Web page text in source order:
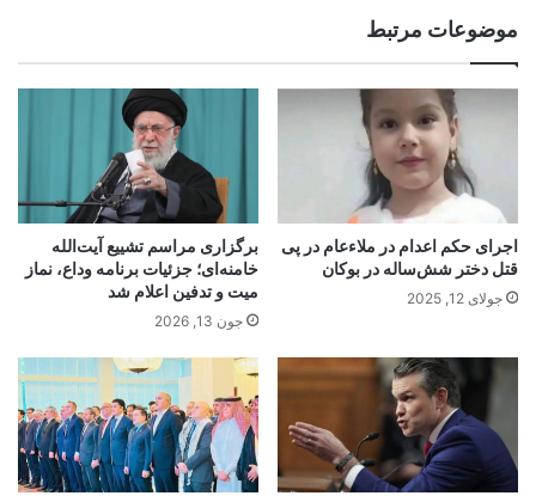
موضوعات مرتبط
اجرای حکم اعدام در ملاء‌عام در پی
قتل دختر شش‌ساله در بوکان
جولای 12, 2025
برگزاری مراسم تشییع آیت‌الله
خامنه‌ای؛ جزئیات برنامه وداع، نماز
میت و تدفین اعلام شد
جون 13, 2026